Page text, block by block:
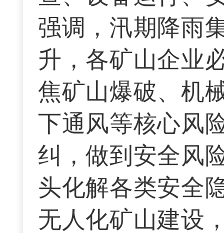
强调，汛期降雨
升，各矿山企业
焦矿山爆破、机
下通风等核心风
纠，做到安全风
头化解各类安全
无人化矿山建设